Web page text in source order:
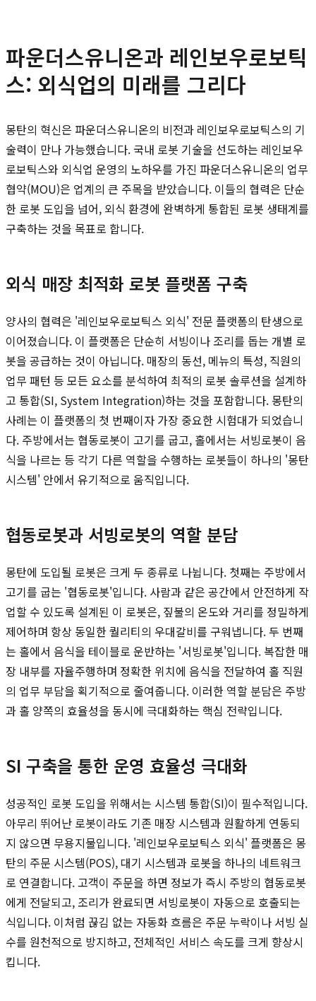
파운더스유니온과 레인보우로보틱
스: 외식업의 미래를 그리다
몽탄의 혁신은 파운더스유니온의 비전과 레인보우로보틱스의 기
술력이 만나 가능했습니다. 국내 로봇 기술을 선도하는 레인보우
로보틱스와 외식업 운영의 노하우를 가진 파운더스유니온의 업무
협약(MOU)은 업계의 큰 주목을 받았습니다. 이들의 협력은 단순
한 로봇 도입을 넘어, 외식 환경에 완벽하게 통합된 로봇 생태계를
구축하는 것을 목표로 합니다.
외식 매장 최적화 로봇 플랫폼 구축
양사의 협력은 '레인보우로보틱스 외식' 전문 플랫폼의 탄생으로
이어졌습니다. 이 플랫폼은 단순히 서빙이나 조리를 돕는 개별 로
봇을 공급하는 것이 아닙니다. 매장의 동선, 메뉴의 특성, 직원의
업무 패턴 등 모든 요소를 분석하여 최적의 로봇 솔루션을 설계하
고 통합(SI, System Integration)하는 것을 포함합니다. 몽탄의
사례는 이 플랫폼의 첫 번째이자 가장 중요한 시험대가 되었습니
다. 주방에서는 협동로봇이 고기를 굽고, 홀에서는 서빙로봇이 음
식을 나르는 등 각기 다른 역할을 수행하는 로봇들이 하나의 '몽탄
시스템' 안에서 유기적으로 움직입니다.
협동로봇과 서빙로봇의 역할 분담
몽탄에 도입될 로봇은 크게 두 종류로 나뉩니다. 첫째는 주방에서
고기를 굽는 '협동로봇'입니다. 사람과 같은 공간에서 안전하게 작
업할 수 있도록 설계된 이 로봇은, 짚불의 온도와 거리를 정밀하게
제어하며 항상 동일한 퀄리티의 우대갈비를 구워냅니다. 두 번째
는 홀에서 음식을 테이블로 운반하는 '서빙로봇'입니다. 복잡한 매
장 내부를 자율주행하며 정확한 위치에 음식을 전달하여 홀 직원
의 업무 부담을 획기적으로 줄여줍니다. 이러한 역할 분담은 주방
과 홀 양쪽의 효율성을 동시에 극대화하는 핵심 전략입니다.
SI 구축을 통한 운영 효율성 극대화
성공적인 로봇 도입을 위해서는 시스템 통합(SI)이 필수적입니다.
아무리 뛰어난 로봇이라도 기존 매장 시스템과 원활하게 연동되
지 않으면 무용지물입니다. '레인보우로보틱스 외식' 플랫폼은 몽
탄의 주문 시스템(POS), 대기 시스템과 로봇을 하나의 네트워크
로 연결합니다. 고객이 주문을 하면 정보가 즉시 주방의 협동로봇
에게 전달되고, 조리가 완료되면 서빙로봇이 자동으로 호출되는
식입니다. 이처럼 끊김 없는 자동화 흐름은 주문 누락이나 서빙 실
수를 원천적으로 방지하고, 전체적인 서비스 속도를 크게 향상시
킵니다.